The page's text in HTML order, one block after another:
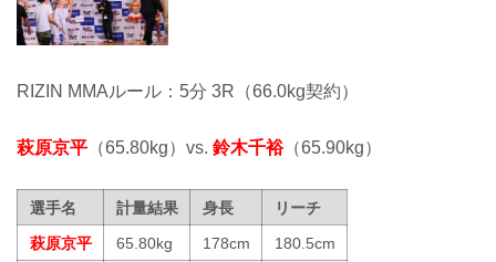
RIZIN MMAルール：5分 3R（66.0kg契約）
萩原京平 （65.80kg）vs. 鈴木千裕（65.90kg）
選手名 計量結果 身長
リーチ
萩原京平
65.80kg 178cm
180.5cm